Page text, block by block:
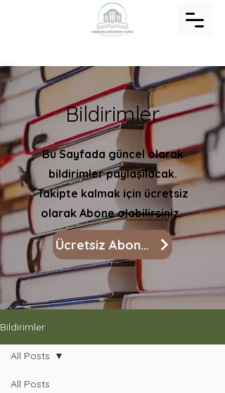
Bildirimler
Bu Sayfada güncel olarak
bildirimler paylaşılacak.
Takipte kalmak için ücretsiz
olarak Abone olabilirsiniz.
Ücretsiz Abone ol
Bildirimler
All Posts
All Posts